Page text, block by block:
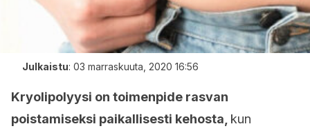
Julkaistu: 03 marraskuuta, 2020 16:56
Kryolipolyysi on toimenpide rasvan
poistamiseksi paikallisesti kehosta, kun